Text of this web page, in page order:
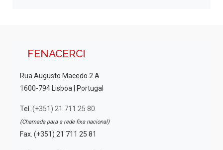
FENACERCI
Rua Augusto Macedo 2 A
1600-794 Lisboa | Portugal
Tel. (+351) 21 711 25 80
(Chamada para a rede fixa nacional)
Fax. (+351) 21 711 25 81